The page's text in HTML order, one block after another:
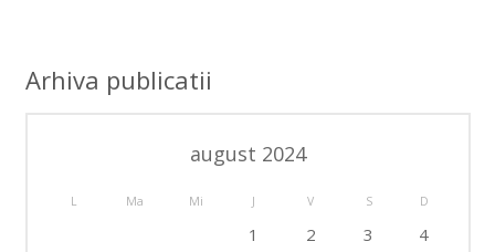
Arhiva publicatii
august 2024
L Ma Mi J V S D
1 2 3
4